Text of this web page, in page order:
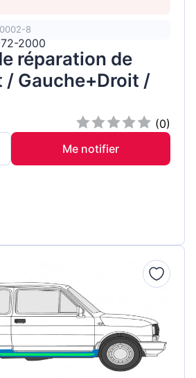
8
2000
réparation de
/ Gauche+Droit /
(0)
Me notifier